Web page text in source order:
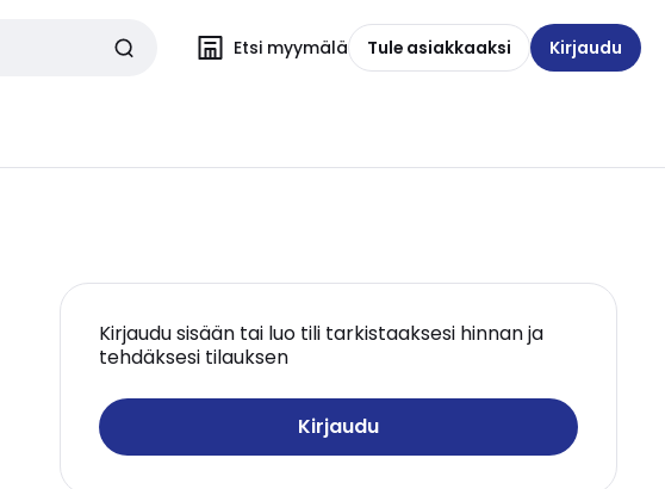
Etsi myymälä Tule asiakkaaksi Kirjaudu
Kirjaudu sisään tai luo tili tarkistaaksesi hinnan ja
tehdäksesi tilauksen
Kirjaudu